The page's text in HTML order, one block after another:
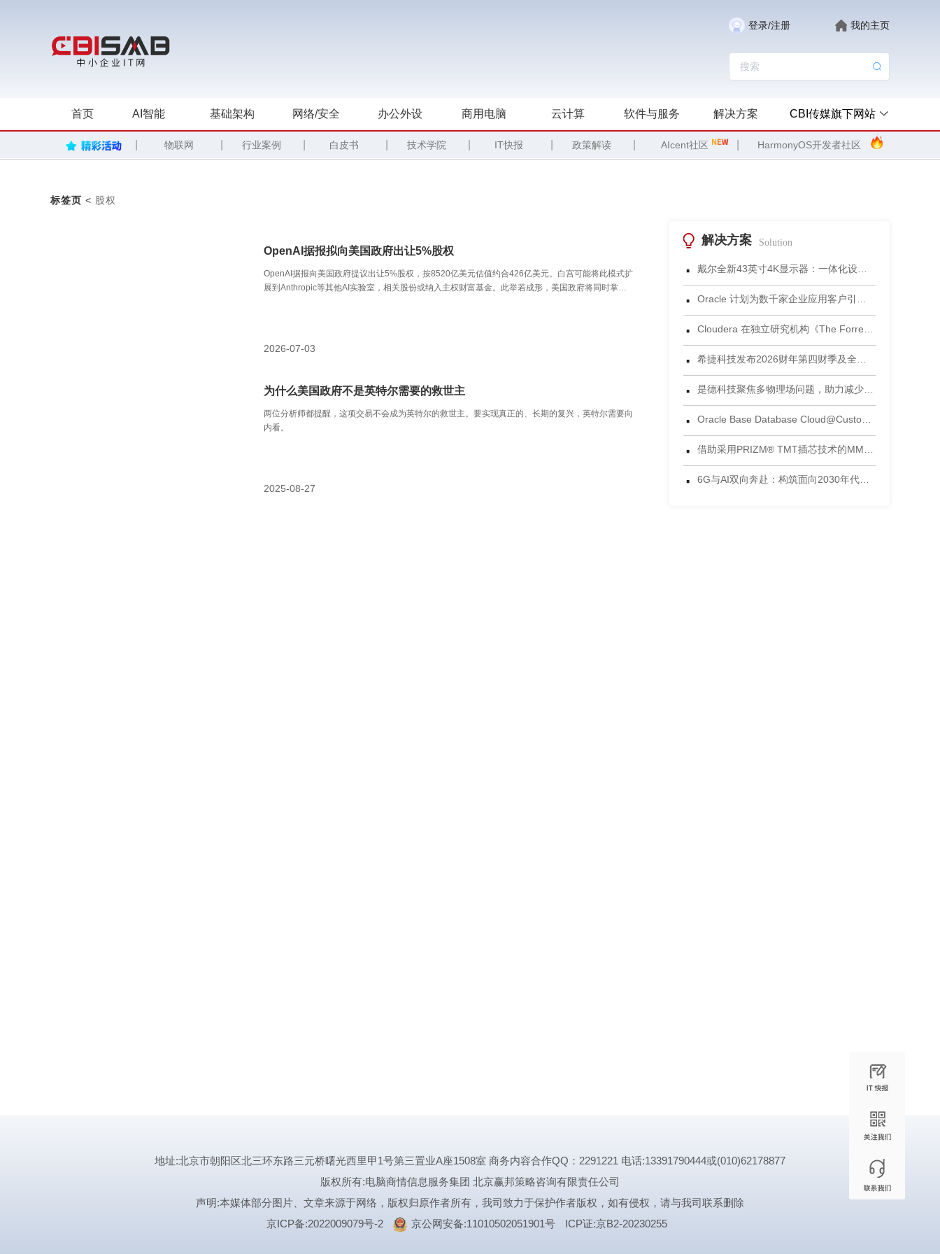
登录/注册 我的主页
首页 AI智能 基础架构 网络/安全 办公外设 商用电脑 云计算 软件与服务 解决方案 CBI传媒旗下网站
物联网 行业案例 白皮书 技术学院 IT快报 政策解读 AIcent社区 HarmonyOS开发者社区
标签页 < 股权
OpenAI据报拟向美国政府出让5%股权
OpenAI据报向美国政府提议出让5%股权，按8520亿美元估值约合426亿美元。白宫可能将此模式扩
展到Anthropic等其他AI实验室，相关股份或纳入主权财富基金。此举若成形，美国政府将同时掌握
2026-07-03
为什么美国政府不是英特尔需要的救世主
两位分析师都提醒，这项交易不会成为英特尔的救世主。要实现真正的、长期的复兴，英特尔需要向
内看。
2025-08-27
解决方案 Solution
·
·
·
·
·
·
·
·
地址:北京市朝阳区北三环东路三元桥曙光西里甲1号第三置业A座1508室 商务内容合作QQ：2291221 电话:13391790444或(010)62178877
版权所有:电脑商情信息服务集团 北京赢邦策略咨询有限责任公司
声明:本媒体部分图片、文章来源于网络，版权归原作者所有，我司致力于保护作者版权，如有侵权，请与我司联系删除
京ICP备:2022009079号-2
京公网安备:11010502051901号 ICP证:京B2-20230255